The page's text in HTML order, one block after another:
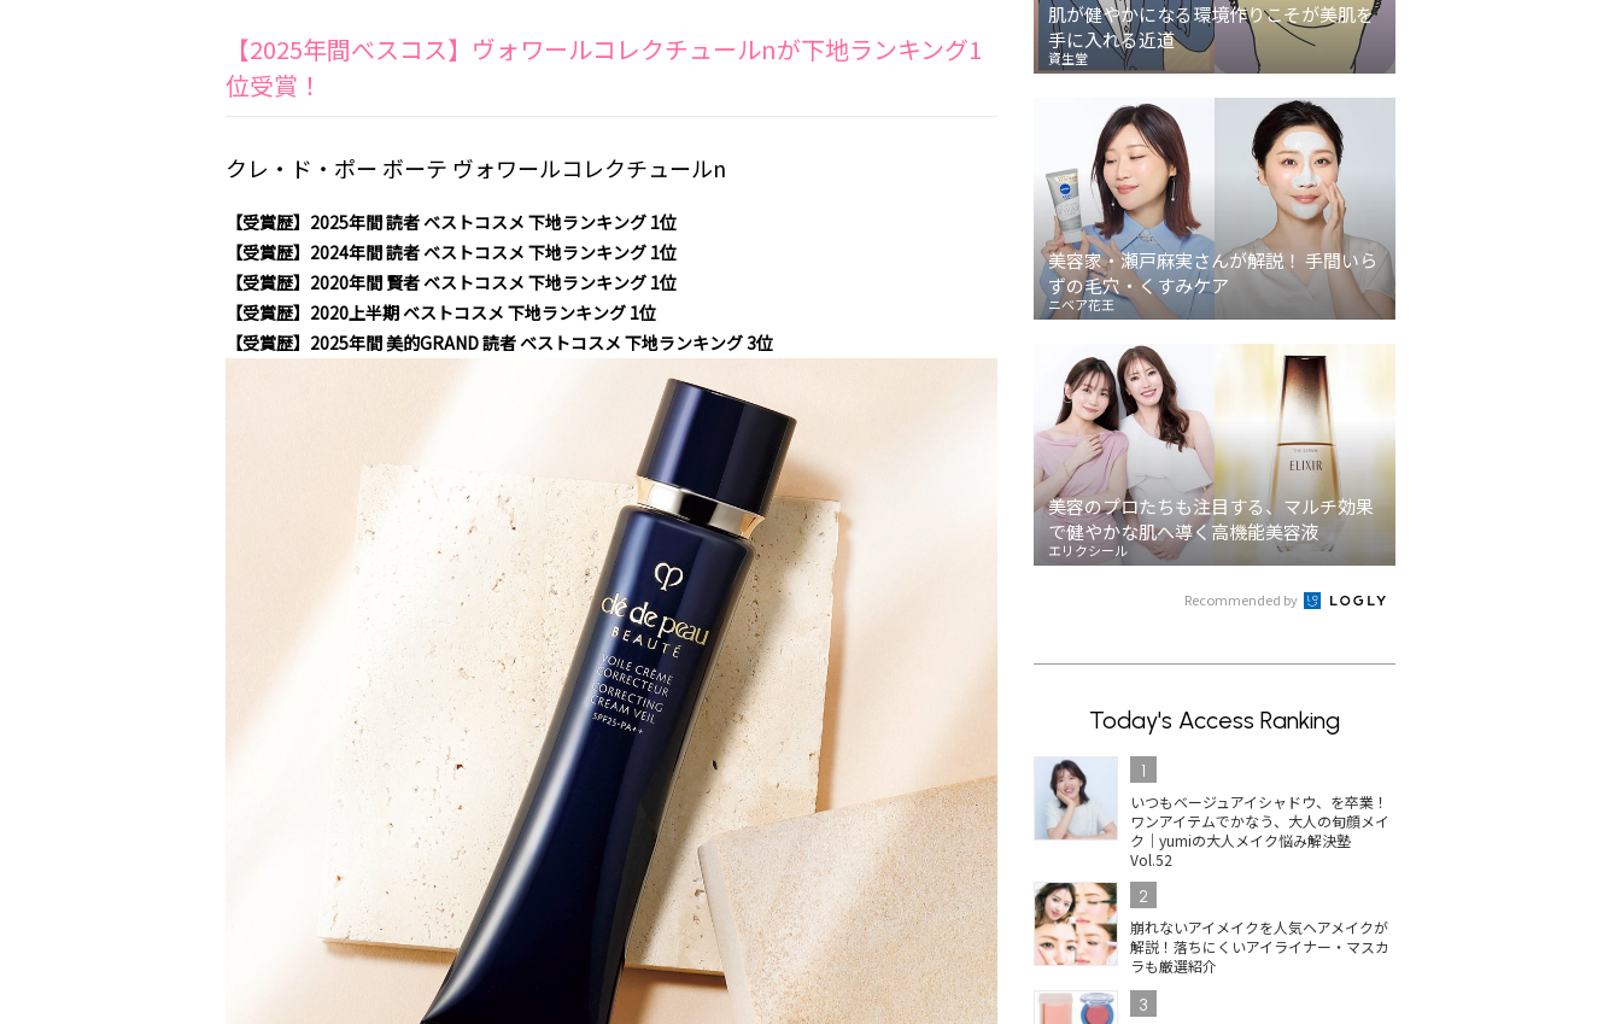
【2025年間べスコス】ヴォワールコレクチュールnが下地ランキング1
位受賞！
クレ・ド・ポー ボーテ ヴォワールコレクチュールn
【受賞歴】2025年間 読者 ベストコスメ 下地ランキング 1位
【受賞歴】2024年間 読者 ベストコスメ 下地ランキング 1位
【受賞歴】2020年間 賢者 ベストコスメ 下地ランキング 1位
【受賞歴】2020上半期 ベストコスメ 下地ランキング 1位
【受賞歴】2025年間 美的GRAND 読者 ベストコスメ 下地ランキング 3位
肌が健やかになる環境作りこそが美肌を
手に入れる近道
資生堂
美容家・瀬戸麻実さんが解説！ 手間いら
ずの毛穴・くすみケア
ニベア花王
美容のプロたちも注目する、マルチ効果
で健やかな肌へ導く高機能美容液
エリクシール
Recommended by
Today's Access Ranking
1
いつもベージュアイシャドウ、を卒業！
ワンアイテムでかなう、大人の旬顔メイ
ク｜yumiの大人メイク悩み解決塾
Vol.52
2
崩れないアイメイクを人気ヘアメイクが
解説！落ちにくいアイライナー・マスカ
ラも厳選紹介
3